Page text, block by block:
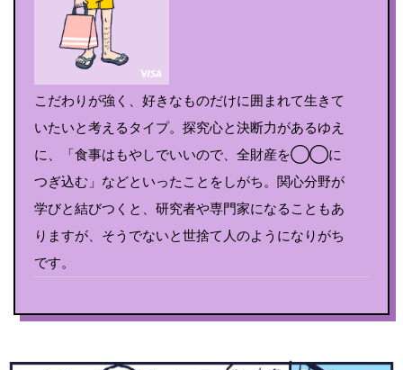
こだわりが強く、好きなものだけに囲まれて生きて
いたいと考えるタイプ。探究心と決断力があるゆえ
に、「食事はもやしでいいので、全財産を◯◯に
つぎ込む」などといったことをしがち。関心分野が
学びと結びつくと、研究者や専門家になることもあ
りますが、そうでないと世捨て人のようになりがち
です。